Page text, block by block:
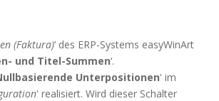
(Faktura)‘ des ERP-Systems easyWinArt
und Titel-Summen‘.
Unterpositionen' im
' realisiert. Wird dieser Schalter